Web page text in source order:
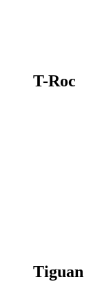
T-Roc
Tiguan